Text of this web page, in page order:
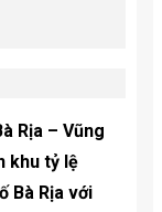
Rịa – Vũng
khu tỷ lệ
Bà Rịa với